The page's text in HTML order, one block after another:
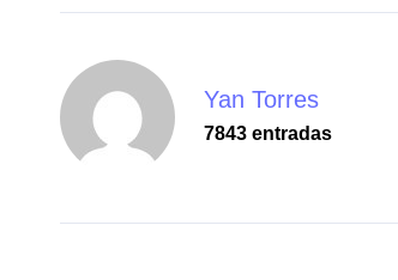
Yan Torres
7843 entradas